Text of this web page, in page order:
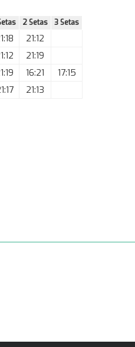
2 Setas 3 Setas
21:12
21:19
16:21
17:15
21:13